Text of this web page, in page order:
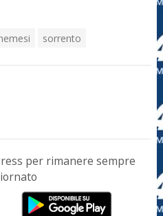
sorrento
per rimanere sempre